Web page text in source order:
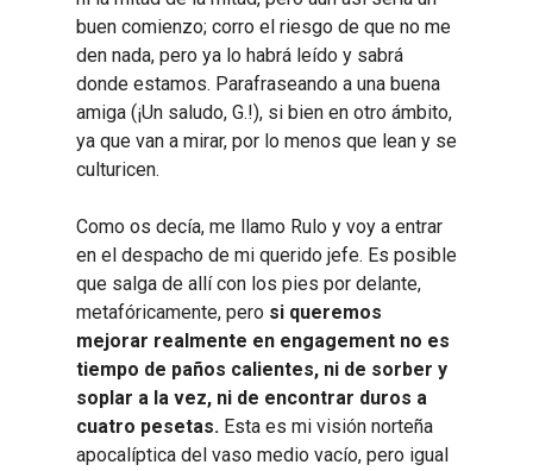
buen comienzo; corro el riesgo de que no me
den nada, pero ya lo habrá leído y sabrá
donde estamos. Parafraseando a una buena
amiga (¡Un saludo, G.!), si bien en otro ámbito,
ya que van a mirar, por lo menos que lean y se
culturicen.
Como os decía, me llamo Rulo y voy a entrar
en el despacho de mi querido jefe. Es posible
que salga de allí con los pies por delante,
metafóricamente, pero si queremos
mejorar realmente en engagement no es
tiempo de paños calientes, ni de sorber y
soplar a la vez, ni de encontrar duros a
cuatro pesetas. Esta es mi visión norteña
apocalíptica del vaso medio vacío, pero igual